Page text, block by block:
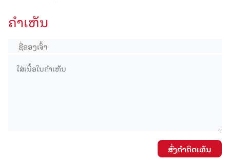
ຄໍາເຫັນ
ສົ່ງຄໍາຄິດເຫັນ